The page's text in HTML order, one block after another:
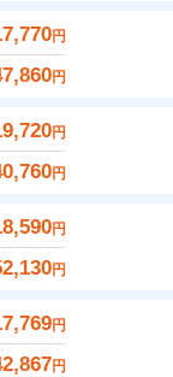
円
円
円
円
円
円
円
円